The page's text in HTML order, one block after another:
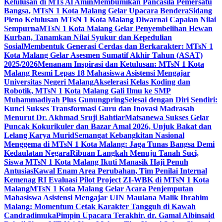
Kelulusan di MTs Al Amin Membumikan Pancasila Pemersatu
Bangsa, MTsN 1 Kota Malang Gelar Upacara BenderaSidang
Pleno Kelulusan MTsN 1 Kota Malang Diwarnai Capaian Nilai
SempurnaMTsN 1 Kota Malang Gelar Penyembelihan Hewan
Kurban, Tanamkan Nilai Syukur dan Kepedulian
SosialMembentuk Generasi Cerdas dan Berkarakter: MTsN 1
Kota Malang Gelar Asesmen Sumatif Akhir Tahun (ASAT)
2025/2026Menanam Inspirasi dan Ketulusan: MTsN 1 Kota
Malang Resmi Lepas 18 Mahasiswa Asistensi Mengajar
Universitas Negeri MalangAkselerasi Kelas Koding dan
Robotik, MTsN 1 Kota Malang Gali Ilmu ke SMP
Muhammadiyah Plus GunungpringSelesai dengan Diri Sendiri:
Kunci Sukses Transformasi Guru dan Inovasi Madrasah
Menurut Dr. Akhmad Sruji BahtiarMatsanewa Sukses Gelar
Puncak Kokurikuler dan Bazar Amal 2026, Unjuk Bakat dan
Lelang Karya MuridSemangat Kebangkitan Nasional
Menggema di MTsN 1 Kota Malang: Jaga Tunas Bangsa Demi
Kedaulatan NegaraRibuan Langkah Menuju Tanah Suci,
Siswa MTsN 1 Kota Malang Ikuti Manasik Haji Penuh
AntusiasKawal Enam Area Perubahan, Tim Penilai Internal
Kemenag RI Evaluasi Pilot Project ZI-WBK di MTsN 1 Kota
MalangMTsN 1 Kota Malang Gelar Acara Penjemputan
Mahasiswa Asistensi Mengajar UIN Maulana Malik Ibrahim
Malang: Momentum Cetak Karakter Tangguh di Kawah
CandradimukaPimpin Upacara Terakhir, dr. Gamal Albinsaid